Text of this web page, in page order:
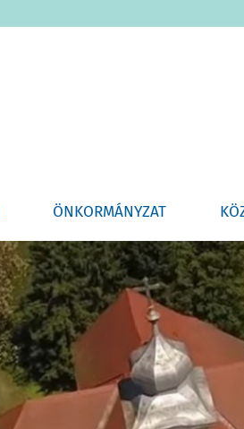
ÖNKORMÁNYZAT